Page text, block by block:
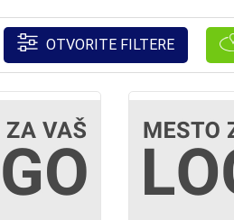
OTVORITE FILTERE